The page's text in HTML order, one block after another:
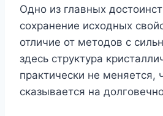
Одно из главных
сохранение исходных
отличие от методов с
здесь структура
практически не меняется,
сказывается на